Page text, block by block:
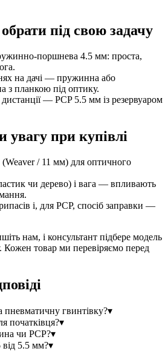
під свою задачу
поршнева 4.5 мм: проста,
на дачі — пружинна або
з планкою під оптику.
— PCP 5.5 мм із резервуаром
при купівлі
(Weaver / 11 мм) для оптичного
чи дерево) і вага — впливають
і, для PCP, спосіб заправки —
нам, і консультант підбере модель
Кожен товар ми перевіряємо перед
пневматичну гвинтівку?▾
початківця?▾
чи PCP?▾
від 5.5 мм?▾